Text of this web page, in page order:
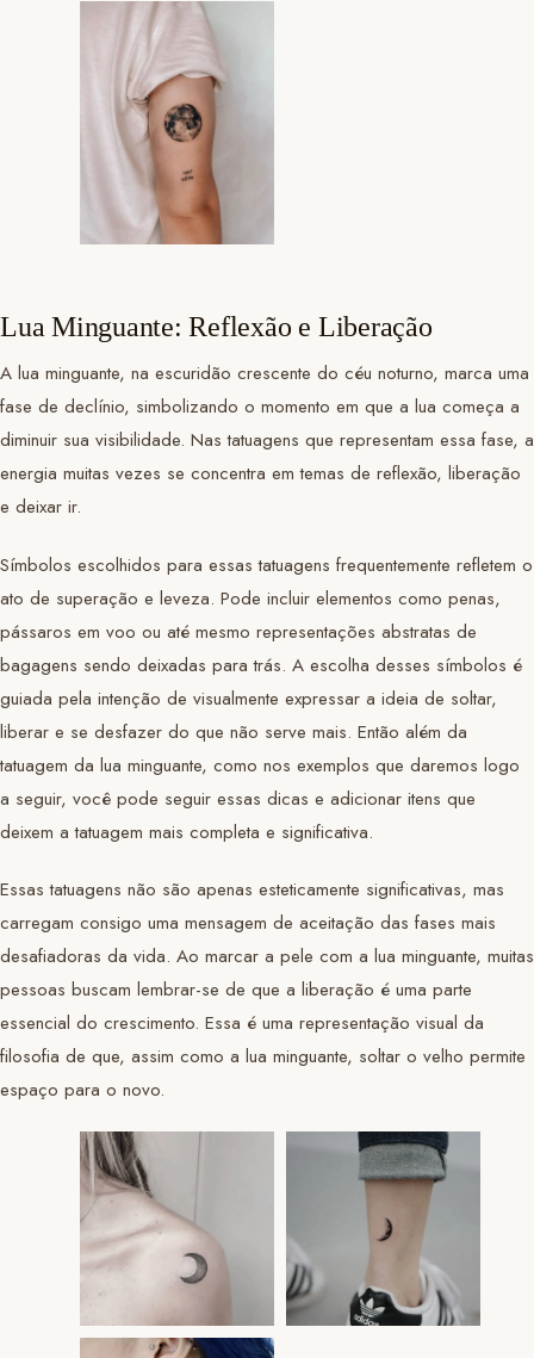
Lua Minguante: Reflexão e Liberação
A lua minguante, na escuridão crescente do céu noturno, marca uma
fase de declínio, simbolizando o momento em que a lua começa a
diminuir sua visibilidade. Nas tatuagens que representam essa fase, a
energia muitas vezes se concentra em temas de reflexão, liberação
e deixar ir.
Símbolos escolhidos para essas tatuagens frequentemente refletem o
ato de superação e leveza. Pode incluir elementos como penas,
pássaros em voo ou até mesmo representações abstratas de
bagagens sendo deixadas para trás. A escolha desses símbolos é
guiada pela intenção de visualmente expressar a ideia de soltar,
liberar e se desfazer do que não serve mais. Então além da
tatuagem da lua minguante, como nos exemplos que daremos logo
a seguir, você pode seguir essas dicas e adicionar itens que
deixem a tatuagem mais completa e significativa.
Essas tatuagens não são apenas esteticamente significativas, mas
carregam consigo uma mensagem de aceitação das fases mais
desafiadoras da vida. Ao marcar a pele com a lua minguante, muitas
pessoas buscam lembrar-se de que a liberação é uma parte
essencial do crescimento. Essa é uma representação visual da
filosofia de que, assim como a lua minguante, soltar o velho permite
espaço para o novo.